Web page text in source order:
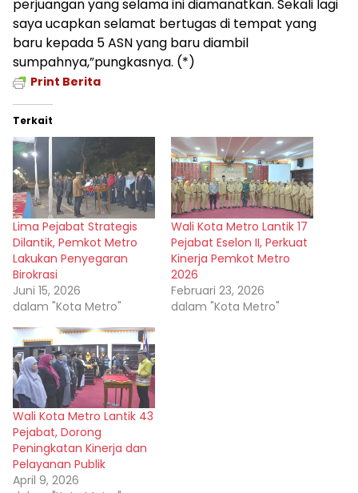
perjuangan yang selama ini diamanatkan. Sekali lagi
saya ucapkan selamat bertugas di tempat yang
baru kepada 5 ASN yang baru diambil
sumpahnya,”pungkasnya. (*)
Print Berita
Terkait
Lima Pejabat Strategis
Dilantik, Pemkot Metro
Lakukan Penyegaran
Birokrasi
Juni 15, 2026
dalam "Kota Metro"
Wali Kota Metro Lantik 17
Pejabat Eselon II, Perkuat
Kinerja Pemkot Metro
2026
Februari 23, 2026
dalam "Kota Metro"
Wali Kota Metro Lantik 43
Pejabat, Dorong
Peningkatan Kinerja dan
Pelayanan Publik
April 9, 2026